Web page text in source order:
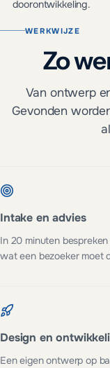
doorontwikkeling.
WERKWIJZE
Zo
Van ontwerp
Gevonden
Intake en advies
In 20 minuten
wat een bezoeker moet
Design en
Een eigen ontwerp op